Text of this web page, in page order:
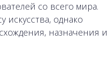
со всего мира.
искусства, однако
назначения и